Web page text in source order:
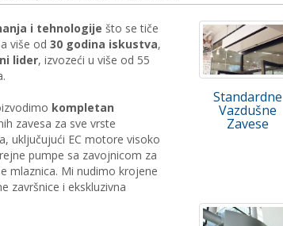
i tehnologije što se tiče
više od 30 godina iskustva,
lider, izvozeći u više od 55
kompletan
zavesa za sve vrste
uključujući EC motore visoko
pumpe sa zavojnicom za
mlaznica. Mi nudimo krojene
završnice i ekskluzivna
Standardne
Vazdušne
Zavese